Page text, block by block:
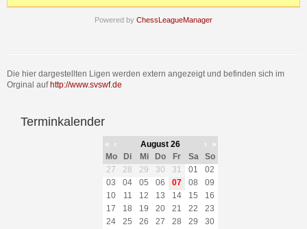
Powered by ChessLeagueManager
Die hier dargestellten Ligen werden extern angezeigt und befinden sich im
Orginal auf http://www.svswf.de
Terminkalender
« ‹ August 26 ›
»
Mo
Di Mi Do Fr Sa
So
27
28 29 30 31 01
02
03
04 05 06 07 08
09
10
11 12 13 14 15
16
17
18 19 20 21 22
23
24
25 26 27 28 29
30